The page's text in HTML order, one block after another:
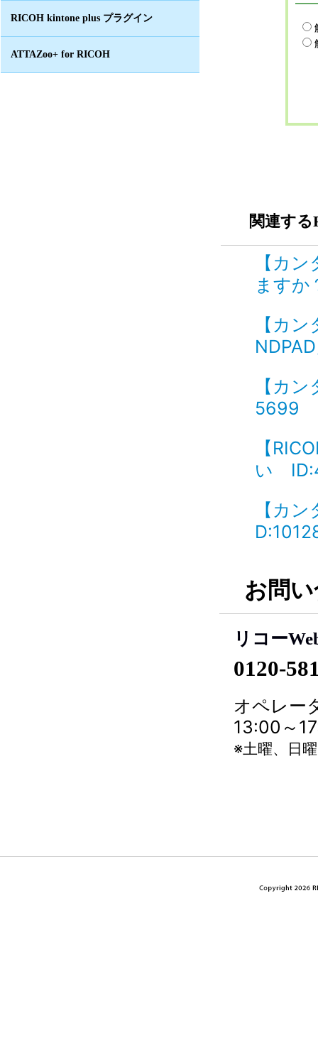
RICOH kintone plus プラグイン
ATTAZoo+ for RICOH
関連する
【カ
ます
【カ
【カ
5699
【
い
【カ
お問
リコー
0120-
オペレー
13:00～
※土曜、日